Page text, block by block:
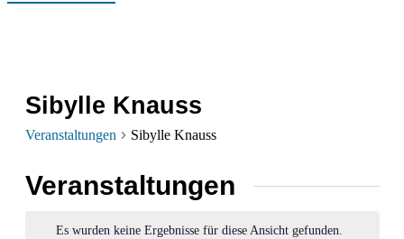
Sibylle Knauss
Veranstaltungen Sibylle Knauss
Veranstaltungen
Es wurden keine Ergebnisse für diese Ansicht gefunden.